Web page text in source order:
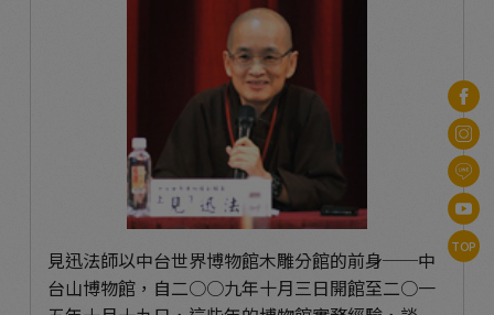
見迅法師以中台世界博物館木雕分館的前身──中
台山博物館，自二○○九年十月三日開館至二○一
TOP